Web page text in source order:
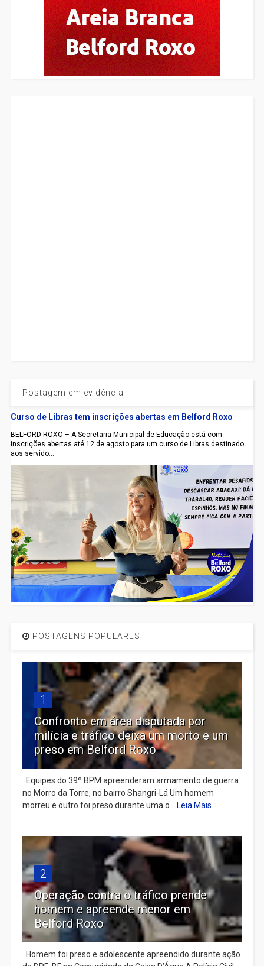
Postagem em evidência
Curso de Libras tem inscrições abertas em Belford Roxo
BELFORD ROXO – A Secretaria Municipal de Educação está com
inscrições abertas até 12 de agosto para um curso de Libras destinado
aos servido...
POSTAGENS POPULARES
1
Confronto em área disputada por
milícia e tráfico deixa um morto e um
preso em Belford Roxo
Equipes do 39º BPM apreenderam armamento de guerra
no Morro da Torre, no bairro Shangri-Lá Um homem
morreu e outro foi preso durante uma o...
Leia Mais
2
Operação contra o tráfico prende
homem e apreende menor em
Belford Roxo
Homem foi preso e adolescente apreendido durante ação